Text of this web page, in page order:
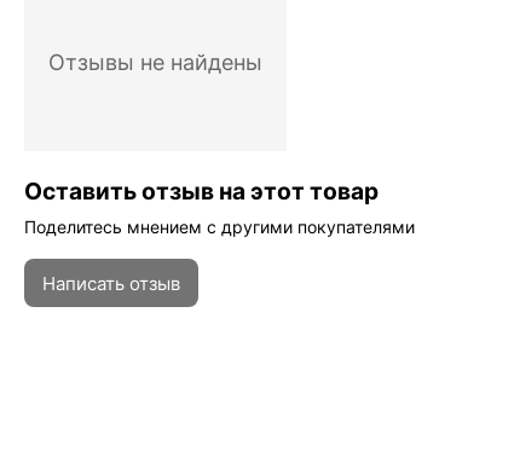
Отзывы не найдены
Оставить отзыв на этот товар
Поделитесь мнением с другими покупателями
Написать отзыв